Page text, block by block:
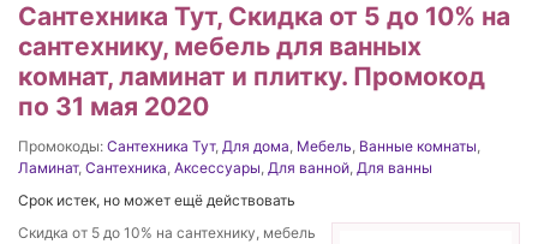
Сантехника Тут, Скидка от 5 до 10% на
сантехнику, мебель для ванных
комнат, ламинат и плитку. Промокод
по 31 мая 2020
Промокоды: Сантехника Тут, Для дома, Мебель, Ванные комнаты,
Ламинат, Сантехника, Аксессуары, Для ванной, Для ванны
Срок истек, но может ещё действовать
Скидка от 5 до 10% на сантехнику, мебель